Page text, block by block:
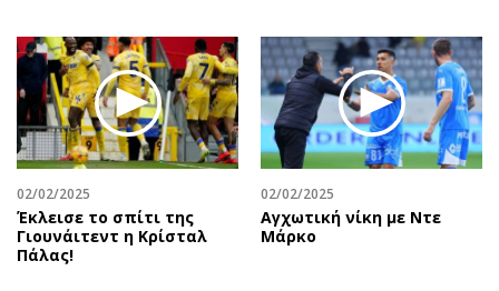
02/02/2025
Έκλεισε το σπίτι της
Γιουνάιτεντ η Κρίσταλ
Πάλας!
02/02/2025
Αγχωτική νίκη με Ντε
Μάρκο